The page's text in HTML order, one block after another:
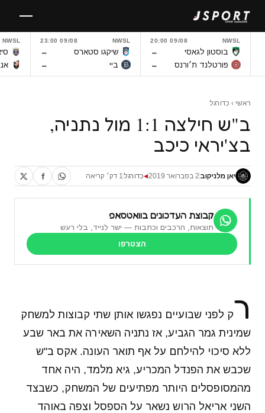
לתוכן
NWSL
09/08 20:00
בוסטון לגאסי –
פורטלנד ת׳ורנס –
NWSL
09/08 23:00
שיקגו סטארס –
ביי –
NWSL
ראשי › כדורגל
ב"ש חילצה 1:1 מול נתניה,
בצ'יראי כיכב
יאן מלניקוב 2 בפברואר 2019 ◀כדורגל 1 דק׳ קריאה
קבוצת העדכונים בוואטסאפ
תוצאות, הרכבים וכתבות — ישר לנייד, בלי רעש
הצטרפו
רק לפני שבועיים נפגשו אותן שתי קבוצות למשחק
שמינית גמר הגביע, אז נתניה השאירה את באר שבע
ללא סיכוי להילחם על אף תואר העונה. אקס ב"ש
שכבש את הפנדל המכריע, גיא מלמד, היה אחד
מהמסופסלים היותר מפתיעים של המשחק, כשבצד
השני אריאל הרוש נשאר על הספסל וצפה באוהד